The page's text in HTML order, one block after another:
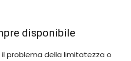
disponibile
problema della limitatezza o